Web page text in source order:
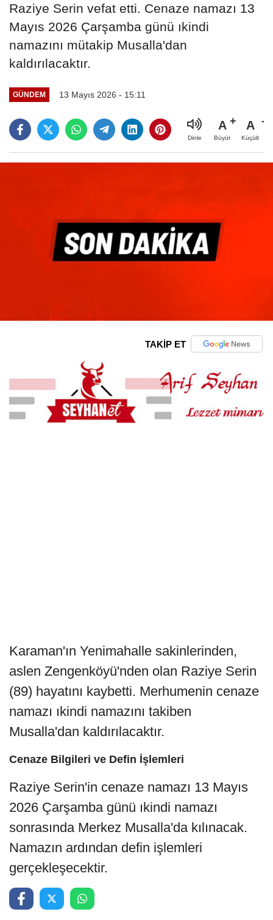
Raziye Serin vefat etti. Cenaze namazı 13
Mayıs 2026 Çarşamba günü ıkindi
namazını mütakip Musalla'dan
kaldırılacaktır.
GÜNDEM 13 Mayıs 2026 - 15:11
Dinle
A
Büyüt
A
Küçült
TAKİP ET
Karaman'ın Yenimahalle sakinlerinden,
aslen Zengenköyü'nden olan Raziye Serin
(89) hayatını kaybetti. Merhumenin cenaze
namazı ıkindi namazını takiben
Musalla'dan kaldırılacaktır.
Cenaze Bilgileri ve Defin İşlemleri
Raziye Serin'in cenaze namazı 13 Mayıs
2026 Çarşamba günü ıkindi namazı
sonrasında Merkez Musalla'da kılınacak.
Namazın ardından defin işlemleri
gerçekleşecektir.